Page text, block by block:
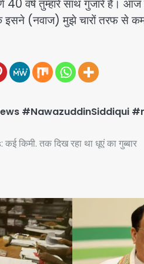
40 वर्ष तुम्हारे साथ गुजारे हैं।
इसने (नवाज) मुझे चारों तरफ से
#NawazuddinSiddiqui
किमी. तक दिख रहा था धूएं का गुब्बार